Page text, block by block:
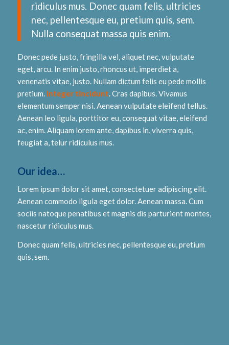
ridiculus mus. Donec quam felis, ultricies
nec, pellentesque eu, pretium quis, sem.
Nulla consequat massa quis enim.
Donec pede justo, fringilla vel, aliquet nec, vulputate
eget, arcu. In enim justo, rhoncus ut, imperdiet a,
venenatis vitae, justo. Nullam dictum felis eu pede mollis
pretium. Integer tincidunt. Cras dapibus. Vivamus
elementum semper nisi. Aenean vulputate eleifend tellus.
Aenean leo ligula, porttitor eu, consequat vitae, eleifend
ac, enim. Aliquam lorem ante, dapibus in, viverra quis,
feugiat a, telur ridiculus mus.
Our idea…
Lorem ipsum dolor sit amet, consectetuer adipiscing elit.
Aenean commodo ligula eget dolor. Aenean massa. Cum
sociis natoque penatibus et magnis dis parturient montes,
nascetur ridiculus mus.
Donec quam felis, ultricies nec, pellentesque eu, pretium
quis, sem.